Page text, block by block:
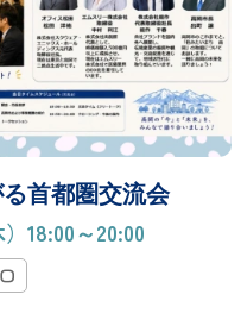
る首都圏交流会
18:00～20:00